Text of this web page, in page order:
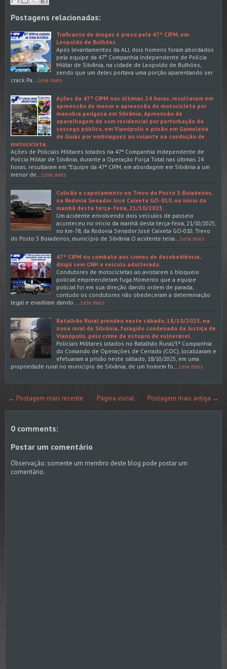
Postagens relacionadas:
Traficante de drogas é preso pela 47ª CIPM, em
Leopoldo de Bulhões.
Após levantamentos da ALI, dois homens foram abordados
pela equipe da 47° Companhia Independente de Polícia
Militar de Silvânia, na cidade de Leopoldo de Bulhões,
sendo que um deles portava uma porção aparentando ser
crack.Pa…
Leia mais
Ações da 47ª CIPM nas últimas 24 horas, resultaram em
apreensão de menor e apreensão de motocicleta por
manobra perigosa em Silvânia; Apreensão de
aparelhagem de som residencial por perturbação do
sossego público, em Vianópolis e prisão em Gameleira
de Goiás por embriaguez ao volante na condução de
motocicleta.
Ações de Policiais Militares lotados na 47ª Companhia Independente de
Polícia Militar de Silvânia, durante a Operação Força Total nas últimas 24
horas, resultaram em:*Equipe da 47ª CIPM, em abordagem em Silvânia a um
menor de…
Leia mais
Colisão e capotamento no Trevo do Posto 3 Boiadeiros,
na Rodovia Senador José Caixeta GO-010, no inicio da
manhã desta terça-feira, 21/10/2025.
Um acidente envolvendo dois veículos de passeio
aconteceu no início da manhã desta terça-feira, 21/10/2025,
no km-78, da Rodovia Senador José Caixeta GO-010, Trevo
do Posto 3 Boiadeiros, município de Silvânia.O acidente teria…
Leia mais
47ª CIPM no combate aos crimes de desobediência,
dirigir sem CNH e veículo adulterado.
Condutores de motocicletas ao avistarem o bloqueio
policial empreenderam fuga.Momento que a equipe
policial foi em sua direção dando ordem de parada,
contudo os condutores não obedeceram a determinação
legal e evadiram dando …
Leia mais
Batalhão Rural prendeu neste sábado, 18/10/2025, na
zona rural de Silvânia, foragido condenado da Justiça de
Vianópolis, pelo crime de estupro de vulnerável.
Policiais Militares lotados no Batalhão Rural/3ª Companhia
do Comando de Operações de Cerrado (COC), localizaram e
efetuaram a prisão neste sábado, 18/10/2025, em uma
propriedade rural no município de Silvânia, de um homem fo…
Leia mais
← Postagem mais recente Postagem mais antiga →
Página inicial
0 comments:
Postar um comentário
Observação: somente um membro deste blog pode postar um
comentário.